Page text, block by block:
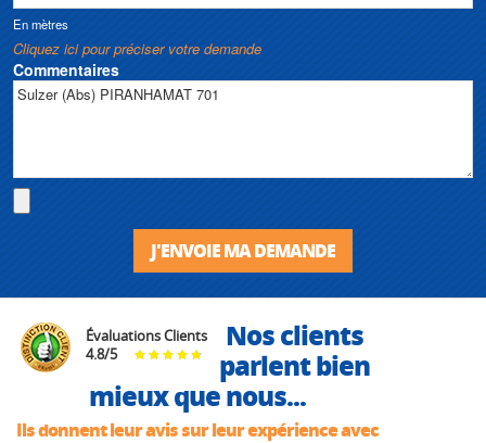
En mètres
Cliquez ici pour préciser votre demande
Commentaires
J'ENVOIE MA DEMANDE
Évaluations Clients
4.8/5
Nos clients
parlent bien
mieux que nous...
Ils donnent leur avis sur leur expérience avec